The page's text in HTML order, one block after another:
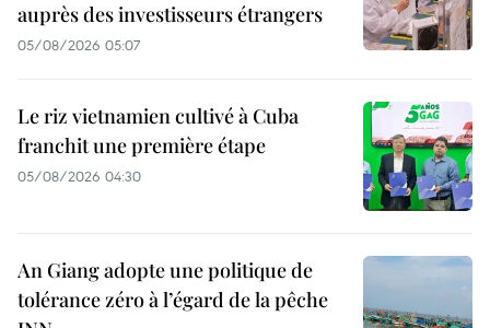
auprès des investisseurs étrangers
05/08/2026 05:07
Le riz vietnamien cultivé à Cuba
franchit une première étape
05/08/2026 04:30
An Giang adopte une politique de
tolérance zéro à l’égard de la pêche